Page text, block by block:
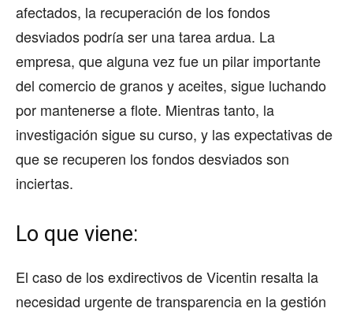
afectados, la recuperación de los fondos
desviados podría ser una tarea ardua. La
empresa, que alguna vez fue un pilar importante
del comercio de granos y aceites, sigue luchando
por mantenerse a flote. Mientras tanto, la
investigación sigue su curso, y las expectativas de
que se recuperen los fondos desviados son
inciertas.
Lo que viene:
El caso de los exdirectivos de Vicentin resalta la
necesidad urgente de transparencia en la gestión